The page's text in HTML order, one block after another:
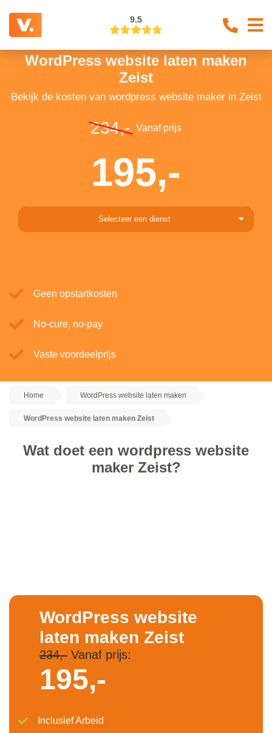
9.5
WordPress website laten maken
Zeist
Bekijk de kosten van wordpress website maker in Zeist
234,- Vanaf prijs
195,-
Selecteer een dienst
Geen opstartkosten
No-cure, no-pay
Vaste voordeelprijs
Home WordPress website laten maken
WordPress website laten maken Zeist
Wat doet een wordpress website
maker Zeist?
WordPress website
laten maken Zeist
234,-Vanaf prijs:
195,-
Inclusief Arbeid